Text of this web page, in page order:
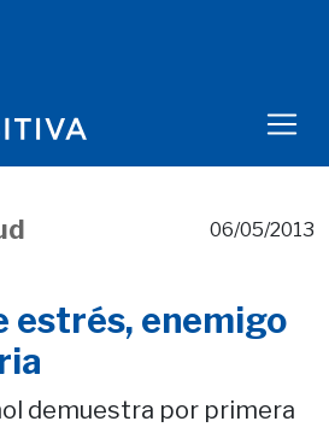
06/05/2013
estrés, enemigo
demuestra por primera